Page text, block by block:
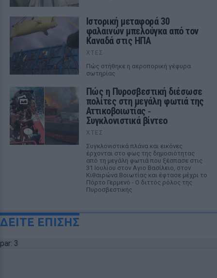
Ιστορική μεταφορά 30
φαλαινών μπελούγκα από τον
Καναδά στις ΗΠΑ
ΧΤΕΣ
Πώς στήθηκε η αεροπορική γέφυρα
σωτηρίας
Πώς η Πυροσβεστική διέσωσε
πολίτες στη μεγάλη φωτιά της
Αττικοβοιωτίας ‑
Συγκλονιστικά βίντεο
ΧΤΕΣ
Συγκλονιστικά πλάνα και εικόνες
έρχονται στο φως της δημοσιότητας
από τη μεγάλη φωτιά που ξέσπασε στις
31 Ιουλίου στον Αγιο Βασίλειο, στον
Κιθαιρώνα Βοιωτίας και έφτασε μέχρι το
Πόρτο Γερμενό - Ο διττός ρόλος της
Πυροσβεστικής
ΔΕΙΤΕ ΕΠΙΣΗΣ
par: 3